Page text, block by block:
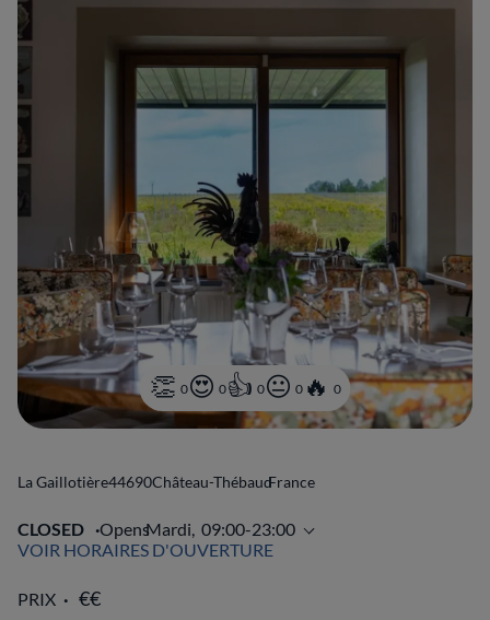
0 0 0 0 0
La Gaillotière44690Château-ThébaudFrance
CLOSED OpensMardi, 09:00-23:00
VOIR HORAIRES D'OUVERTURE
PRIX